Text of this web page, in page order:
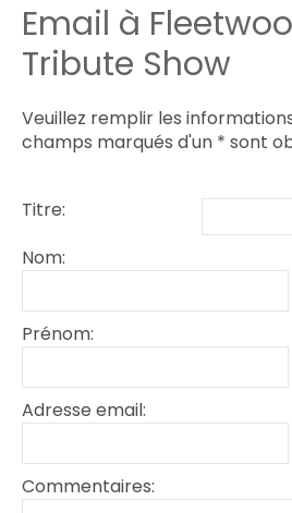
Email à
Tribute Show
Veuillez remplir les
champs marqués d'un * sont
Titre:
Nom:
Prénom:
Adresse email:
Commentaires: